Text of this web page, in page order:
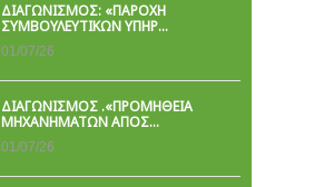
ΔΙΑΓΩΝΙΣΜΟΣ: «ΠΑΡΟΧΉ
ΣΥΜΒΟΥΛΕΥΤΙΚΏΝ ΥΠΗΡ…
01/07/26
ΔΙΑΓΩΝΙΣΜΟΣ .«ΠΡΟΜΗΘΕΙΑ
ΜΗΧΑΝΗΜΑΤΩΝ ΑΠΟΣ…
01/07/26